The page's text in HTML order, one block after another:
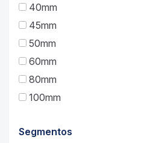
40mm
45mm
50mm
60mm
80mm
100mm
Segmentos